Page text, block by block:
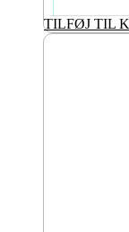
var:
aktuelle
pris
TILFØJ TIL